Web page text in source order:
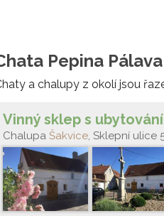
Pepina
a chalupy z okolí jsou
Vinný sklep s
Chalupa Šakvice, Sklepní ulice